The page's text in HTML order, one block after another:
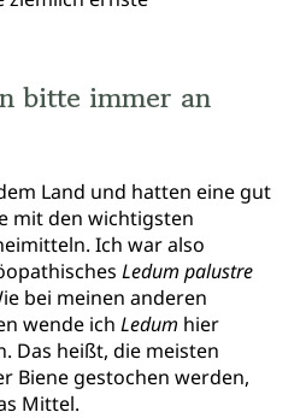
bitte immer an
Land und hatten eine gut
mit den wichtigsten
Ich war also
Ledum palustre
bei meinen anderen
wende ich Ledum hier
Das heißt, die meisten
Biene gestochen werden,
Mittel.